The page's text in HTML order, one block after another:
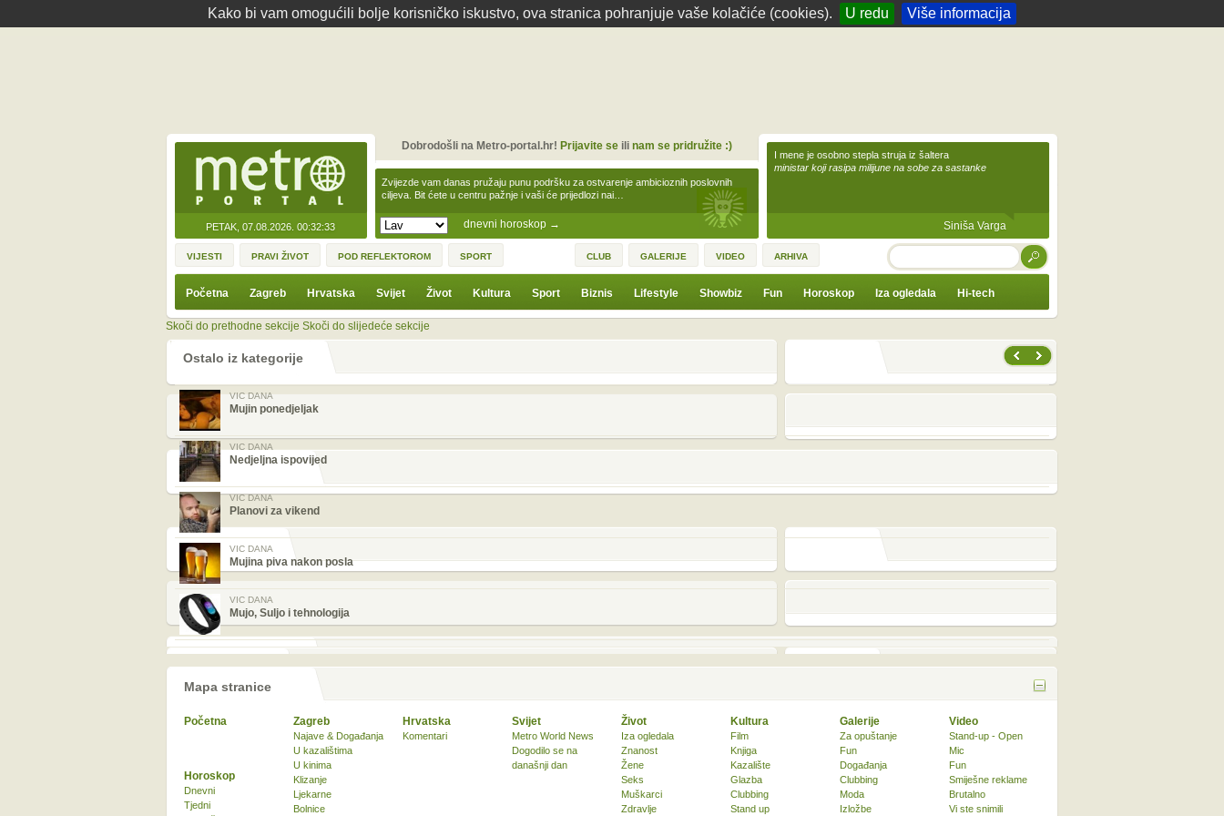
Kako bi vam omogućili bolje korisničko iskustvo, ova stranica pohranjuje vaše kolačiće (cookies). U redu Više informacija
PETAK, 07.08.2026. 00:32:33 dnevni horoskop →
Zvijezde vam danas pružaju punu podršku za ostvarenje ambicioznih poslovnih
ciljeva. Bit ćete u centru pažnje i vaši će prijedlozi nai…
Dobrodošli na Metro-portal.hr! Prijavite seili nam se pridružite :)
I mene je osobno stepla struja iz šaltera
ministar koji rasipa milijune na sobe za sastanke
Siniša Varga
VIJESTI PRAVI ŽIVOT POD REFLEKTOROM SPORT CLUB GALERIJE VIDEO ARHIVA TRAŽI
Početna Zagreb Hrvatska Svijet Život Kultura Sport Biznis Lifestyle Showbiz Fun Horoskop Iza ogledala Hi-tech
Skoči do prethodne sekcije Skoči do slijedeće sekcije
Ostalo iz kategorije
VIC DANA
Mujin ponedjeljak
VIC DANA
Nedjeljna ispovijed
VIC DANA
Planovi za vikend
VIC DANA
Mujina piva nakon posla
VIC DANA
Mujo, Suljo i tehnologija
Mapa stranice
Početna Zagreb
Najave & Događanja
U kazalištima
U kinima
Klizanje
Ljekarne
Bolnice
Hrvatska
Komentari
Svijet
Metro World News
Dogodilo se na
današnji dan
Život
Iza ogledala
Znanost
Žene
Seks
Muškarci
Zdravlje
Kultura
Film
Knjiga
Kazalište
Glazba
Clubbing
Stand up
Horoskop
Dnevni
Tjedni
Galerije
Za opuštanje
Fun
Događanja
Clubbing
Moda
Izložbe
Video
Stand-up - Open
Mic
Fun
Smiješne reklame
Brutalno
Vi ste snimili